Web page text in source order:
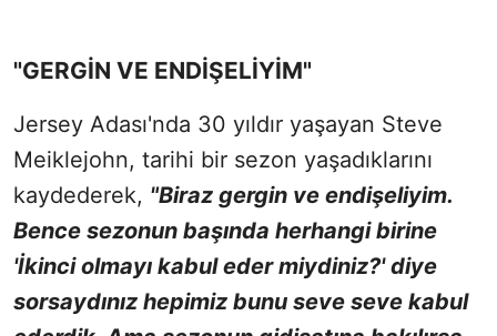
"GERGİN VE ENDİŞELİYİM"
Jersey Adası'nda 30 yıldır yaşayan Steve
Meiklejohn, tarihi bir sezon yaşadıklarını
kaydederek, "Biraz gergin ve endişeliyim.
Bence sezonun başında herhangi birine
'İkinci olmayı kabul eder miydiniz?' diye
sorsaydınız hepimiz bunu seve seve kabul